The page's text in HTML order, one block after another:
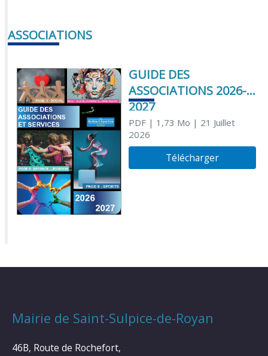
ASSOCIATIONS
GUIDE DES
ASSOCIATIONS 2026-
2027
PDF| 1,73 Mo | 21 Juillet
2026
Télécharger
Mairie de Saint-Sulpice-de-Royan
46B, Route de Rochefort,